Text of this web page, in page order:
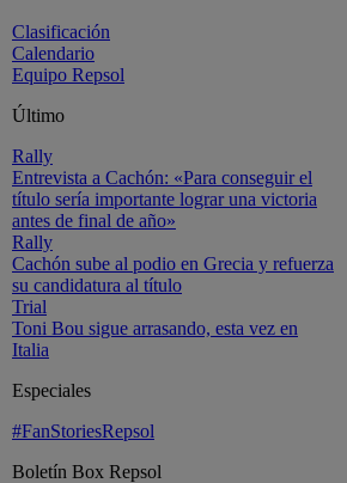
Clasificación
Calendario
Equipo Repsol
Último
Rally
Entrevista a Cachón: «Para conseguir el
título sería importante lograr una victoria
antes de final de año»
Rally
Cachón sube al podio en Grecia y refuerza
su candidatura al título
Trial
Toni Bou sigue arrasando, esta vez en
Italia
Especiales
#FanStoriesRepsol
Boletín Box Repsol